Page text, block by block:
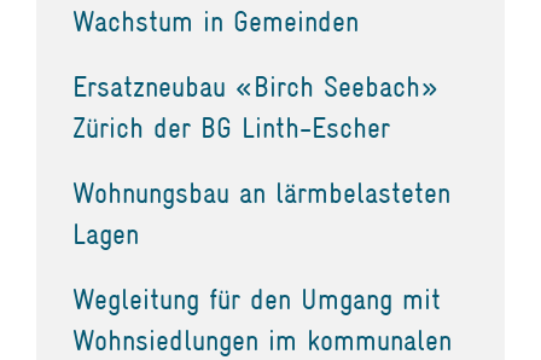
Wachstum in Gemeinden
Ersatzneubau «Birch Seebach»
Zürich der BG Linth-Escher
Wohnungsbau an lärmbelasteten
Lagen
Wegleitung für den Umgang mit
Wohnsiedlungen im kommunalen